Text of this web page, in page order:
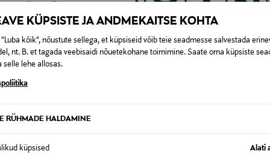
KÜPSISTE JA ANDMEKAITSE KOHTA
"Luba kõik", nõustute sellega, et küpsiseid võib teie seadmesse salvestada
nt. B. et tagada veebisaidi nõuetekohane toimimine. Saate oma küpsiste
selle lehe allosas.
RÜHMADE HALDAMINE
küpsised Alati